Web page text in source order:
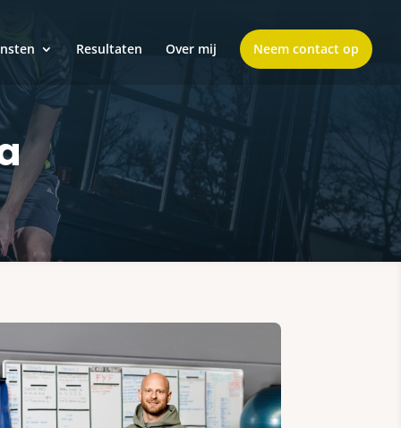
Resultaten Over mij Neem contact op